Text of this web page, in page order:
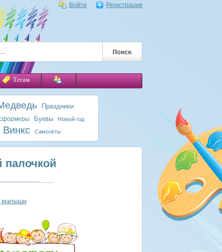
Войти Регистрация
Тегам
Праздники
Буквы Новый год
Винкс Самолёты
малыши